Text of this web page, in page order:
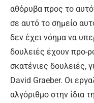
αθόρυβα προς το
σε αυτό το σημείο
δεν έχει νόημα να
δουλειές έχουν προ-
σκατένιες δουλειές,
David Graeber. Οι
αλγόριθμο στην ίδια